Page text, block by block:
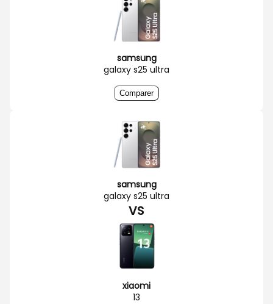
samsung
galaxy s25 ultra
Comparer
samsung
galaxy s25 ultra
VS
xiaomi
13